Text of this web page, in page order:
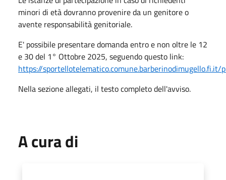
minori di età dovranno provenire da un genitore o
avente responsabilità genitoriale.
E' possibile presentare domanda entro e non oltre le 12
e 30 del 1° Ottobre 2025, seguendo questo link:
https://sportellotelematico.comune.barberinodimugello.fi.it/
Nella sezione allegati, il testo completo dell'avviso.
A cura di